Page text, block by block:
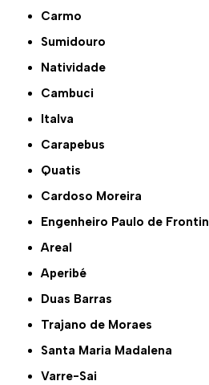
Carmo
Sumidouro
Natividade
Cambuci
Italva
Carapebus
Quatis
Cardoso Moreira
Engenheiro Paulo de Frontin
Areal
Aperibé
Duas Barras
Trajano de Moraes
Santa Maria Madalena
Varre-Sai